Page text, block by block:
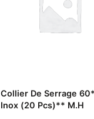
Collier De Serrage
Inox (20 Pcs)** M.H